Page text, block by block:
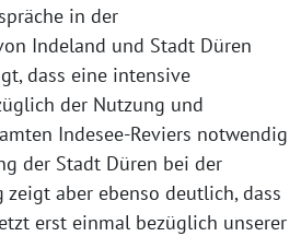
in der
Indeland und Stadt Düren
dass eine intensive
der Nutzung und
Indesee-Reviers notwendig
der Stadt Düren bei der
aber ebenso deutlich, dass
erst einmal bezüglich unserer